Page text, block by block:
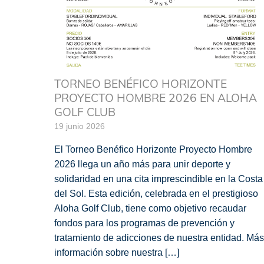
TORNEO BENÉFICO HORIZONTE
PROYECTO HOMBRE 2026 EN ALOHA
GOLF CLUB
19 junio 2026
El Torneo Benéfico Horizonte Proyecto Hombre
2026 llega un año más para unir deporte y
solidaridad en una cita imprescindible en la Costa
del Sol. Esta edición, celebrada en el prestigioso
Aloha Golf Club, tiene como objetivo recaudar
fondos para los programas de prevención y
tratamiento de adicciones de nuestra entidad. Más
información sobre nuestra […]